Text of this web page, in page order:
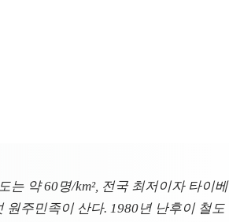
약 60명/km², 전국 최저이자 타이
주민족이 산다. 1980년 난후이 철